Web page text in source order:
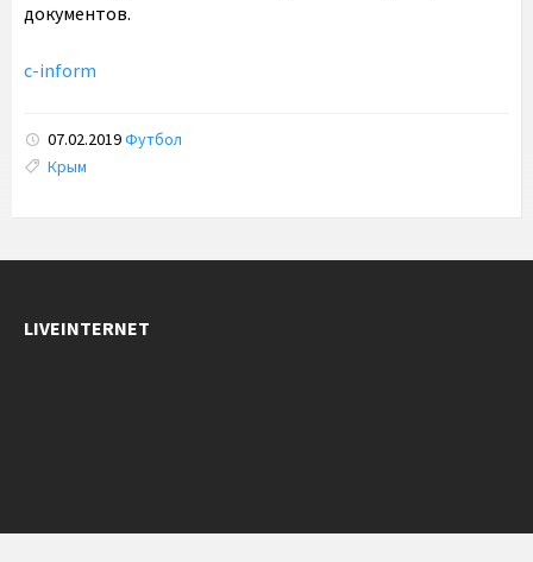
документов.
c-inform
07.02.2019Футбол
Tags:
Крым
LIVEINTERNET